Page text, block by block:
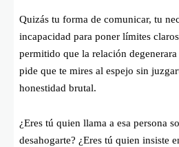
Quizás tu forma de comunicar, tu
incapacidad para poner límites
permitido que la relación
pide que te mires al espejo sin
honestidad brutal.
¿Eres tú quien llama a esa persona
desahogarte? ¿Eres tú quien insiste